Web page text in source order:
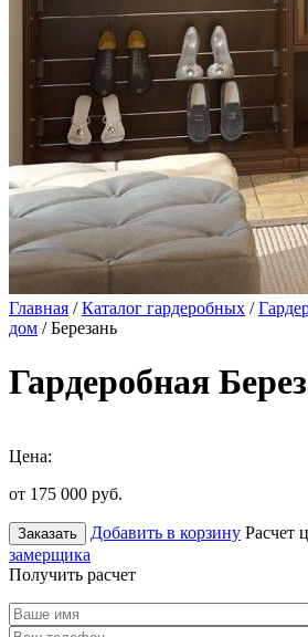
Главная /Каталог гардеробных /
дом / Березань
Гардеробная
Цена:
от 175 000 руб.
Заказать Добавить в корзину Расчет
замерщика
Получить расчет